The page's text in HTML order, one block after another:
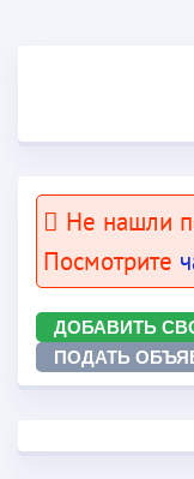
Не нашли
Посмотрите
ДОБАВИТЬ
ПОДАТЬ